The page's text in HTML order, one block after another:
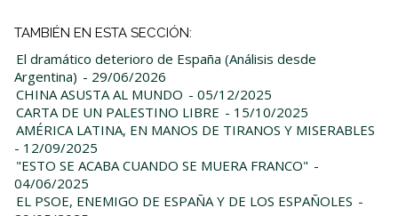
TAMBIÉN EN ESTA SECCIÓN:
El dramático deterioro de España (Análisis desde
Argentina) - 29/06/2026
CHINA ASUSTA AL MUNDO - 05/12/2025
CARTA DE UN PALESTINO LIBRE - 15/10/2025
AMÉRICA LATINA, EN MANOS DE TIRANOS Y MISERABLES
- 12/09/2025
"ESTO SE ACABA CUANDO SE MUERA FRANCO" -
04/06/2025
EL PSOE, ENEMIGO DE ESPAÑA Y DE LOS ESPAÑOLES -